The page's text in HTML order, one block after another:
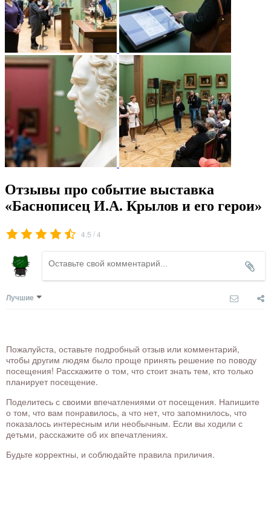
Отзывы про событие выставка
«Баснописец И.А. Крылов и его герои»
4.5 /4
Лучшие
Пожалуйста, оставьте подробный отзыв или комментарий,
чтобы другим людям было проще принять решение по поводу
посещения! Расскажите о том, что стоит знать тем, кто только
планирует посещение.
Поделитесь с своими впечатлениями от посещения. Напишите
о том, что вам понравилось, а что нет, что запомнилось, что
показалось интересным или необычным. Если вы ходили с
детьми, расскажите об их впечатлениях.
Будьте корректны, и соблюдайте правила приличия.